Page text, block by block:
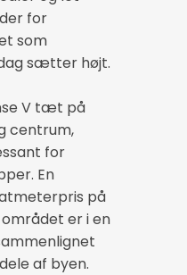
for
som
sætter højt.
V tæt på
centrum,
for
En
på
er i en
af byen.